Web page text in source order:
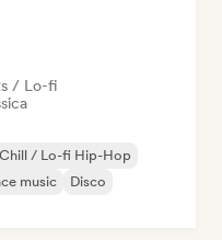
/ Lo-fi
Chill / Lo-fi Hip-Hop
music
Disco